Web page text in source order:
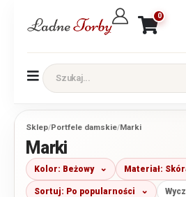
0
Sklep/Portfele damskie/Marki
Marki
Kolor: Beżowy Materiał:
Sortuj: Po popularności